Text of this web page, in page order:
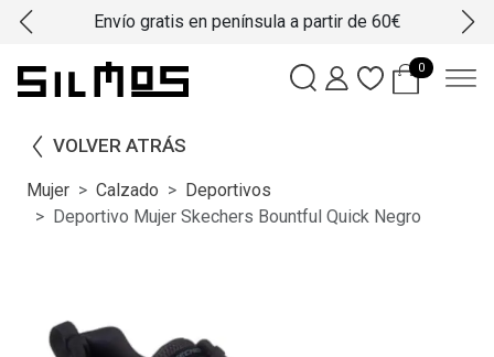
Envío gratis en península a partir de 60€
0
VOLVER ATRÁS
Mujer Calzado
Deportivos
Deportivo Mujer Skechers Bountful Quick Negro